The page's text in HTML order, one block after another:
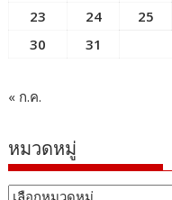
23
24 25
30
31
« ก.ค.
หมวดหมู่
หมวด